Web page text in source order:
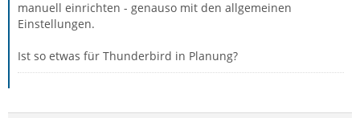
manuell einrichten - genauso mit den allgemeinen
Einstellungen.
Ist so etwas für Thunderbird in Planung?